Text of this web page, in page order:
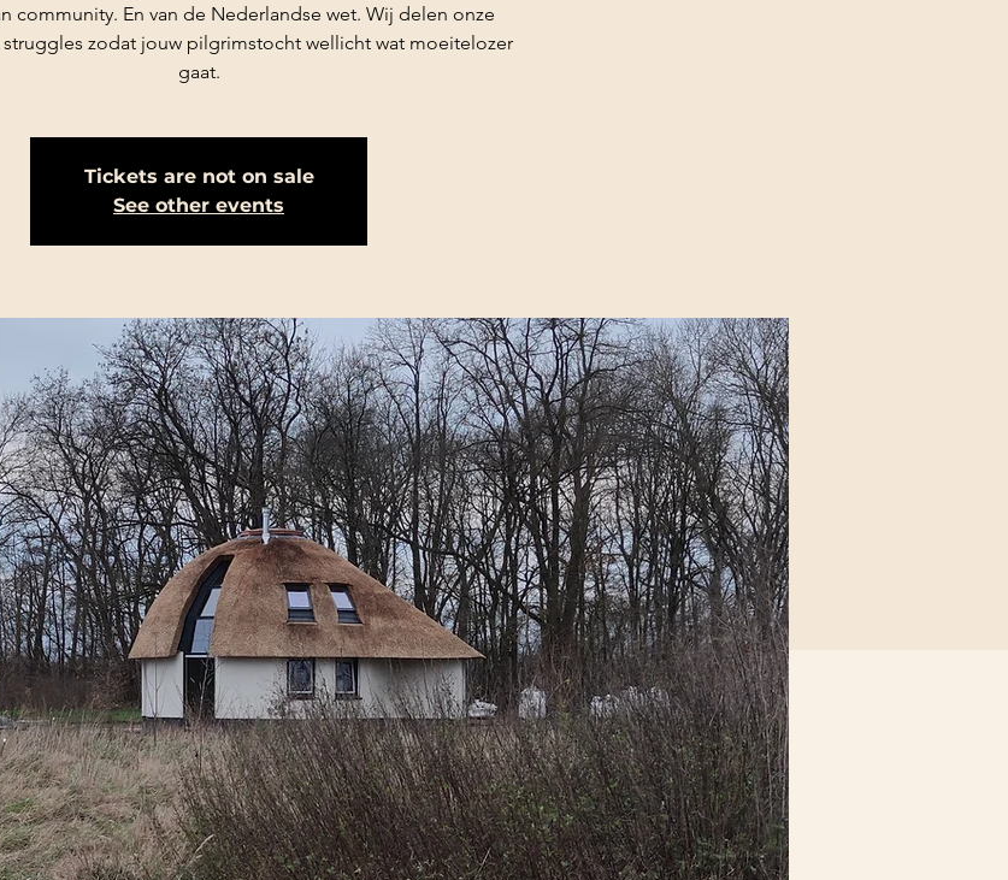
community. En van de Nederlandse wet. Wij delen onze
struggles zodat jouw pilgrimstocht wellicht wat moeitelozer
gaat.
Tickets are not on sale
See other events